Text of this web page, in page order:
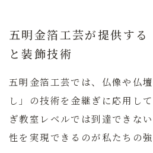
五明金箔工芸が提供する
と装飾技術
五明金箔工芸では、仏像や仏
し」の技術を金継ぎに応用し
ぎ教室レベルでは到達できな
性を実現できるのが私たちの強